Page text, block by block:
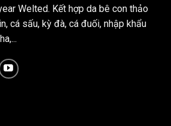
Welted. Kết hợp da bê con thảo
cá sấu, kỳ đà, cá đuối, nhập khẩu